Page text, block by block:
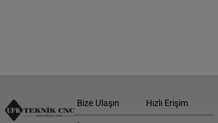
Bize Ulaşın Hızlı Erişim